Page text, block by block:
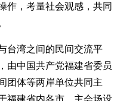
作，考量社会观感，共同
台湾之间的民间交流平
由中国共产党福建省委员
团体等两岸单位共同主
福建省内各市，主会场设